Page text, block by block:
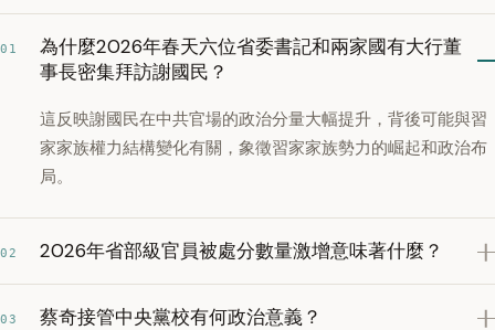
01
為什麼2026年春天六位省委書記和兩家國有大行董
事長密集拜訪謝國民？
這反映謝國民在中共官場的政治分量大幅提升，背後可能與習
家家族權力結構變化有關，象徵習家家族勢力的崛起和政治布
局。
02 2026年省部級官員被處分數量激增意味著什麼？
03 蔡奇接管中央黨校有何政治意義？